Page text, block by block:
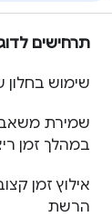
תרחישים
שימוש
שמירת
במהלך זמן
אילוץ זמן
הרשת